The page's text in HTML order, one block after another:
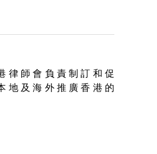
律 師 會 負 責 制 訂 和 促
地 及 海 外 推 廣 香 港 的